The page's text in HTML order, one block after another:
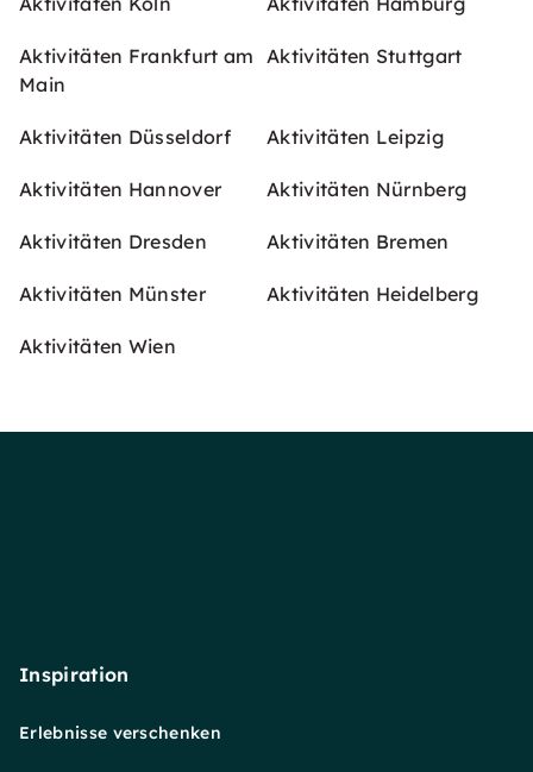
Aktivitäten Frankfurt am
Main
Aktivitäten Stuttgart
Aktivitäten Düsseldorf Aktivitäten Leipzig
Aktivitäten Hannover Aktivitäten Nürnberg
Aktivitäten Dresden Aktivitäten Bremen
Aktivitäten Münster Aktivitäten Heidelberg
Aktivitäten Wien
Inspiration
Erlebnisse verschenken